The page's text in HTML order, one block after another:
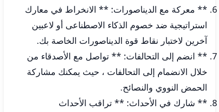
** معركة مع الديناصورات: ** الانخراط في معارك
استراتيجية ضد خصوم الذكاء الاصطناعى أو لاعبين
آخرين لاختبار نقاط قوة الديناصورات الخاصة بك.
** انضم إلى التحالفات: ** تواصل مع الأصدقاء من
خلال الانضمام إلى التحالفات ، حيث يمكنك مشاركة
الحمض النووي والنصائح.
** شارك في الأحداث: ** تراقب الأحداث